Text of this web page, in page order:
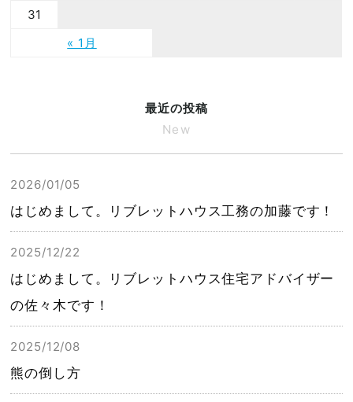
« 1月
31
最近の投稿
New
2026/01/05
はじめまして。リブレットハウス工務の加藤です！
2025/12/22
はじめまして。リブレットハウス住宅アドバイザー
の佐々木です！
2025/12/08
熊の倒し方